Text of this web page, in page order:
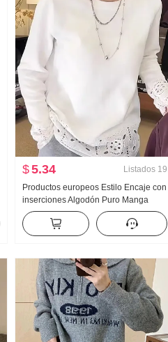
$5.34 Listados 19
Productos europeos Estilo Encaje con
inserciones Algodón Puro Manga
Larga Camiseta Talla grande Ropa de
mujer Gordita Niña Otoño Invierno
Blanco Cubierta Carne Base Top